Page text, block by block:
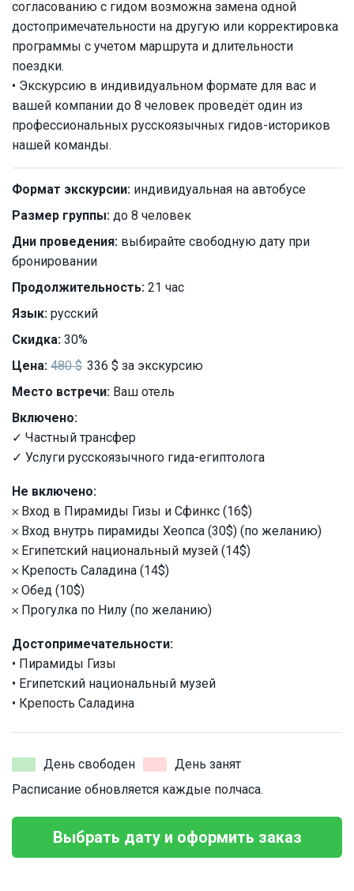
согласованию с гидом возможна замена одной
достопримечательности на другую или корректировка
программы с учетом маршрута и длительности
поездки.
• Экскурсию в индивидуальном формате для вас и
вашей компании до 8 человек проведёт один из
профессиональных русскоязычных гидов-историков
нашей команды.
Формат экскурсии: индивидуальная на автобусе
Размер группы: до 8 человек
Дни проведения: выбирайте свободную дату при
бронировании
Продолжительность: 21 час
Язык: русский
Скидка: 30%
Цена: 480 $ 336 $ за экскурсию
Место встречи: Ваш отель
Включено:
✓ Частный трансфер
✓ Услуги русскоязычного гида-египтолога
Не включено:
𐄂 Вход в Пирамиды Гизы и Сфинкс (16$)
𐄂 Вход внутрь пирамиды Хеопса (30$) (по желанию)
𐄂 Египетский национальный музей (14$)
𐄂 Крепость Саладина (14$)
𐄂 Обед (10$)
𐄂 Прогулка по Нилу (по желанию)
Достопримечательности:
• Пирамиды Гизы
• Египетский национальный музей
• Крепость Саладина
День свободен
День занят
Расписание обновляется каждые полчаса.
Выбрать дату и оформить заказ